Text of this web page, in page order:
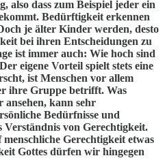
also dass zum Beispiel jeder ein
Bedürftigkeit erkennen
je älter Kinder werden, desto
bei ihren Entscheidungen zu
ist immer auch: Wie hoch sind
eigene Vorteil spielt stets eine
ist Menschen vor allem
ihre Gruppe betrifft. Was
ansehen, kann sehr
Bedürfnisse und
Verständnis von Gerechtigkeit.
Gerechtigkeit etwas
Gottes dürfen wir hingegen